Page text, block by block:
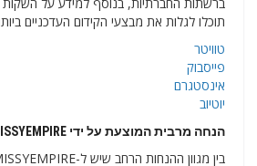
תוכלו לגלות את מבצעי הקידום העדכניים
טוויטר
פייסבוק
אינסטגרם
יוטיוב
הנחה מרבית המוצעת על ידי MISSYEMPIRE לרוכשים בישראל